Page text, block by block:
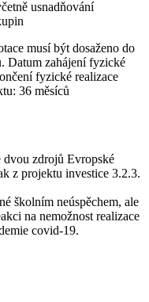
usnadňování
musí být dosaženo do
Datum zahájení fyzické
fyzické realizace
36 měsíců
dvou zdrojů Evropské
z projektu investice 3.2.3.
školním neúspěchem, ale
na nemožnost realizace
covid-19.